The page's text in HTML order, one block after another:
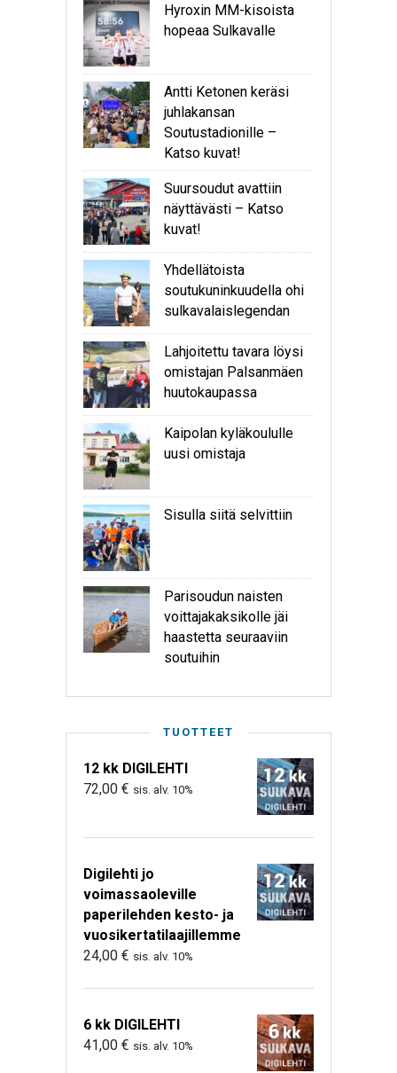
Hyroxin MM-kisoista
hopeaa Sulkavalle
Antti Ketonen keräsi
juhlakansan
Soutustadionille –
Katso kuvat!
Suursoudut avattiin
näyttävästi – Katso
kuvat!
Yhdellätoista
soutukuninkuudella ohi
sulkavalaislegendan
Lahjoitettu tavara löysi
omistajan Palsanmäen
huutokaupassa
Kaipolan kyläkoululle
uusi omistaja
Sisulla siitä selvittiin
Parisoudun naisten
voittajakaksikolle jäi
haastetta seuraaviin
soutuihin
TUOTTEET
12 kk DIGILEHTI
72,00 € sis. alv. 10%
Digilehti jo
voimassaoleville
paperilehden kesto- ja
vuosikertatilaajillemme
24,00 € sis. alv. 10%
6 kk DIGILEHTI
41,00 € sis. alv. 10%